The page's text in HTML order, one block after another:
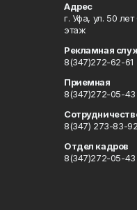
Адрес
г. Уфа, ул. 50
этаж
Рекламная
8(347)272-62-61
Приемная
8(347)272-05-43
8(347) 273-83-92
Отдел кадров
8(347)272-05-43